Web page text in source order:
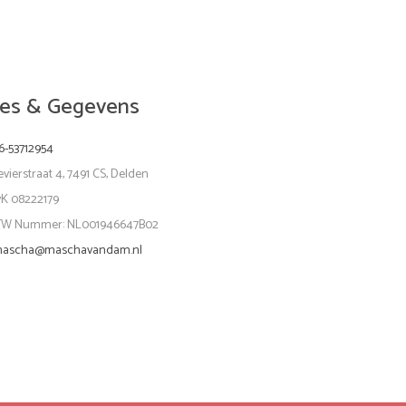
& Gegevens
53712954
4, 7491 CS, Delden
08222179
Nummer: NL001946647B02